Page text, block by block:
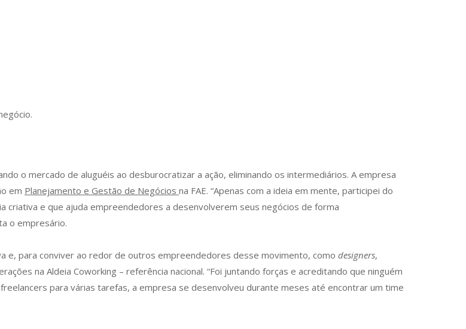
o mercado de aluguéis ao desburocratizar a ação, eliminando os intermediários. A empresa
em Planejamento e Gestão de Negócios na FAE. “Apenas com a ideia em mente, participei do
criativa e que ajuda empreendedores a desenvolverem seus negócios de forma
o empresário.
e, para conviver ao redor de outros empreendedores desse movimento, como designers,
na Aldeia Coworking – referência nacional. “Foi juntando forças e acreditando que ninguém
para várias tarefas, a empresa se desenvolveu durante meses até encontrar um time